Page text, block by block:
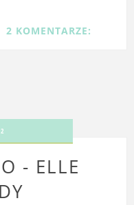
2 KOMENTARZE:
- ELLE